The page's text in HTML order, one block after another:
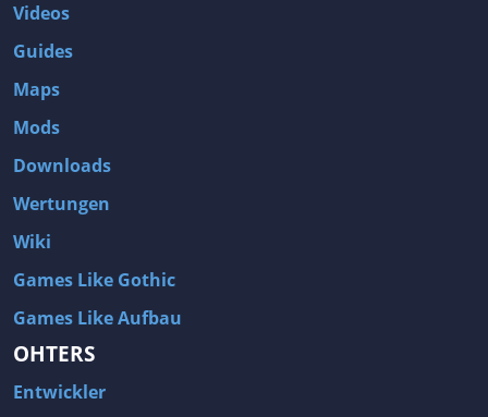
Videos
Guides
Maps
Mods
Downloads
Wertungen
Wiki
Games Like Gothic
Games Like Aufbau
OHTERS
Entwickler